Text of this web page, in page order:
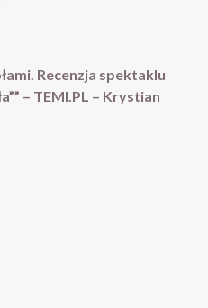
Recenzja spektaklu
– TEMI.PL – Krystian